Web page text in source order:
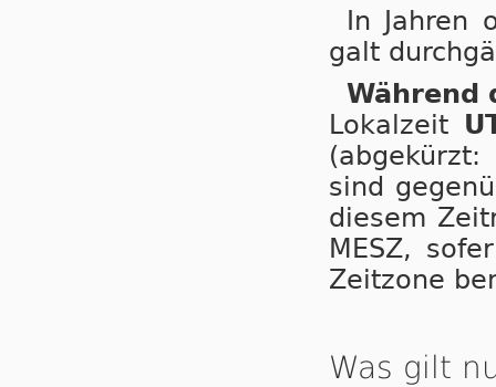
In Jahren
galt
Während
Lokalzeit
(abgekürzt:
sind
diesem
MESZ,
Zeitzone
Was gilt